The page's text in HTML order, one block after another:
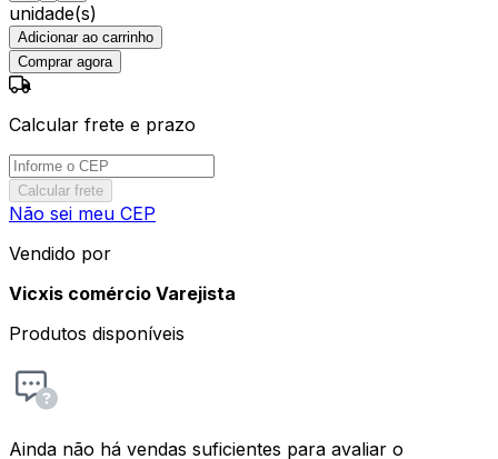
unidade(s)
Adicionar ao carrinho
Comprar agora
Calcular frete e prazo
Calcular frete
Não sei meu CEP
Vendido por
Vicxis comércio Varejista
Produtos disponíveis
Ainda não há vendas suficientes para avaliar o